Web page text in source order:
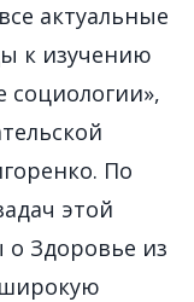
актуальные
к изучению
социологии»,
По
этой
о Здоровье из
широкую